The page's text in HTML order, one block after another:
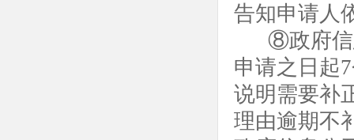
告知申请人
⑧政府信
申请之日起
说明需要补
理由逾期不